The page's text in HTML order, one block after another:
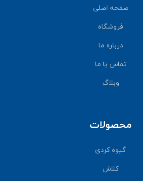
صفحه اصلی
فروشگاه
درباره ما
تماس با ما
وبلاگ
محصولات
گیوه کردی
کلاش